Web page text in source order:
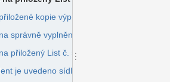
kopie výpisu z bankovního účtu
správně vyplněný list č. 4 - autovraky
přiložený List č. 5, pokud se jedná o šrédr
je uvedeno sídlo